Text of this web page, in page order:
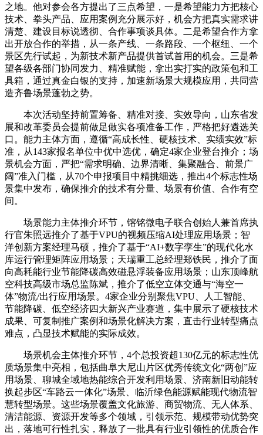
之地。他对参会各方提出了三点希望，一是希望能力方把核心
技术、拳头产品、应用案例充分展示好，机会方把真实需求讲
清楚、建设目标说透彻、合作事项谈具体。二是希望合作方拿
出开放合作的举措，从一条产线、一条路段、一个枢纽、一个
景区先行试起，为新技术新产品提供首试首用的机会。三是希
望各级各部门协同发力、精准赋能，拿出实打实的政策包和工
具箱，通过真金白银的支持，加速新场景大规模应用，共同营
造齐鲁场景蓬勃之势。
本次活动坚持前置筹备、精准对接、实效导向，山东省发
展和改革委员会提前做足做实各项准备工作，严格把好遴选关
口。能力主体方面，遵循“高成长性、硬核技术、实绩实效”标
准，从143家报名单位中优中选优，确定4家企业登台推介；场
景机会方面，严把“需求明确、边界清晰、集聚融合、前景广
阔”准入门槛，从70个申报项目中精挑细选，推出4个标志性场
景集中发布，确保推介的技术有分量、场景有价值、合作有空
间。
场景能力主体推介环节，镕铭微电子联合创始人兼首席执
行官朱照远推介了基于VPU的视频压缩AI处理应用场景；智
洋创新方案经理马硕，推介了基于“AI+数字孪生”的现代化水
库运行管理矩阵应用场景；天瑞重工总经理郑铁民，推介了面
向高耗能行业节能降碳高效磁悬浮装备应用场景；山东顶峰航
空科技高级市场总监陈斌，推介了低空立体交通与“海空一
体”物流/出行应用场景。4家企业分别聚焦VPU、人工智能、
节能降碳、低空经济四大新兴产业赛道，集中展示了硬核技术
成果、可复制推广案例和场景化解决方案，直击行业转型痛点
难点，凸显技术赋能的实际成效。
场景机会主体推介环节，4个总投资超130亿元的标志性优
质场景集中亮相，包括曲阜大尼山片区优秀传统文化“两创”应
用场景、聊城全域地热能综合开发利用场景、济南新旧动能转
换起步区“车路云一体化”场景、临沂绿色能源赋能现代物流智
慧转型场景。这些场景覆盖文化旅游、商贸物流、无人体系、
清洁能源、资源开发等多个领域，引领示范、规模带动优势突
出，落地可行性扎实，释放了一批具有行业引领性的优质合作